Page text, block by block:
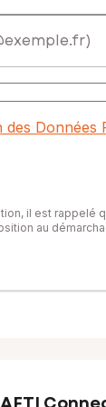
des Données
il est rappelé
au